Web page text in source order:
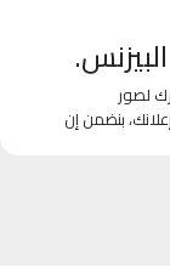
لصور
بنضمن إن